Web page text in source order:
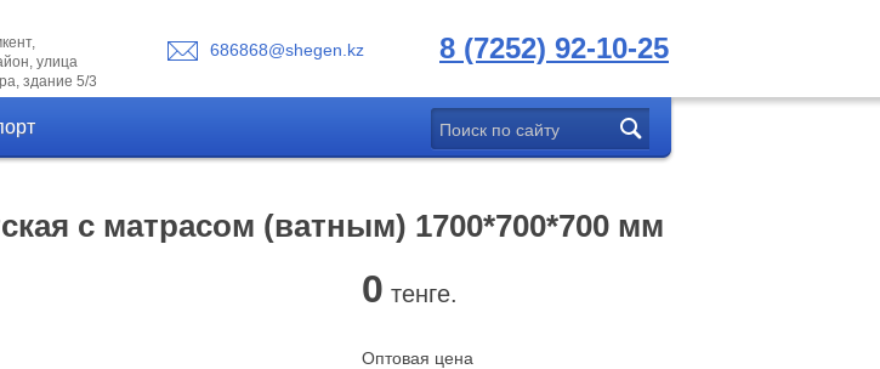
улица
здание 5/3
686868@shegen.kz 8 (7252) 92-10-25
с матрасом (ватным) 1700*700*700 мм
0 тенге.
Оптовая цена